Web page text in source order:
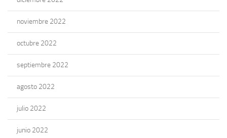
noviembre 2022
octubre 2022
septiembre 2022
agosto 2022
julio 2022
junio 2022